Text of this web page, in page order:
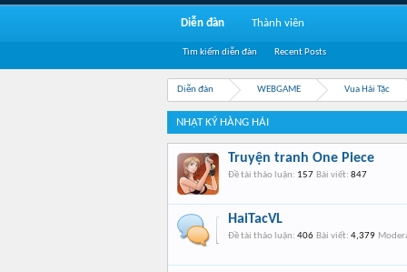
Diễn đàn WEBGAME Vua Hải Tặc
NHẬT KÝ HÀNG HẢI
Truyện tranh One Piece
Đề tài thảo luận: 157 Bài viết: 847
HaiTacVL
Đề tài thảo luận: 406 Bài viết: 4,379
Diễn đàn
Tìm kiếm diễn đàn Recent Posts
Thành viên